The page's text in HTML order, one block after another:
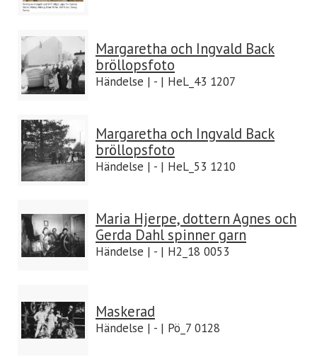
Margaretha och Ingvald Back
bröllopsfoto
Händelse | - | HeL_43 1207
Margaretha och Ingvald Back
bröllopsfoto
Händelse | - | HeL_53 1210
Maria Hjerpe, dottern Agnes och
Gerda Dahl spinner garn
Händelse | - | H2_18 0053
Maskerad
Händelse | - | Pö_7 0128